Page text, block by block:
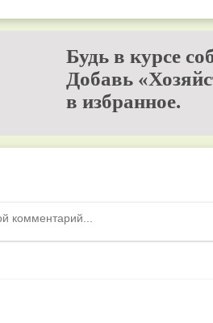
Будь в курсе
Добавь
в избранное.